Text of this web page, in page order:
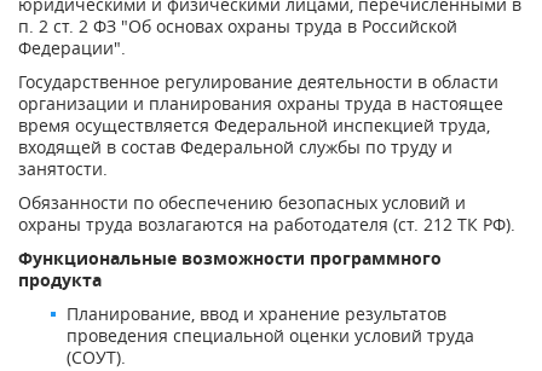
п. 2 ст. 2 ФЗ "Об основах охраны труда в Российской
Федерации".
Государственное регулирование деятельности в области
организации и планирования охраны труда в настоящее
время осуществляется Федеральной инспекцией труда,
входящей в состав Федеральной службы по труду и
занятости.
Обязанности по обеспечению безопасных условий и
охраны труда возлагаются на работодателя (ст. 212 ТК РФ).
Функциональные возможности программного
продукта
Планирование, ввод и хранение результатов
проведения специальной оценки условий труда
(СОУТ).